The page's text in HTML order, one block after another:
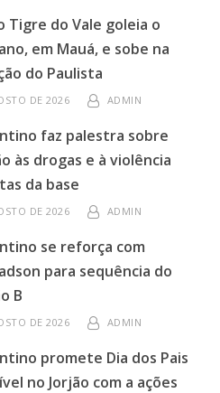
Tigre do Vale goleia o
em Mauá, e sobe na
do Paulista
DE 2026 ADMIN
faz palestra sobre
às drogas e à violência
da base
DE 2026 ADMIN
se reforça com
para sequência do
B
DE 2026 ADMIN
promete Dia dos Pais
no Jorjão com a ações